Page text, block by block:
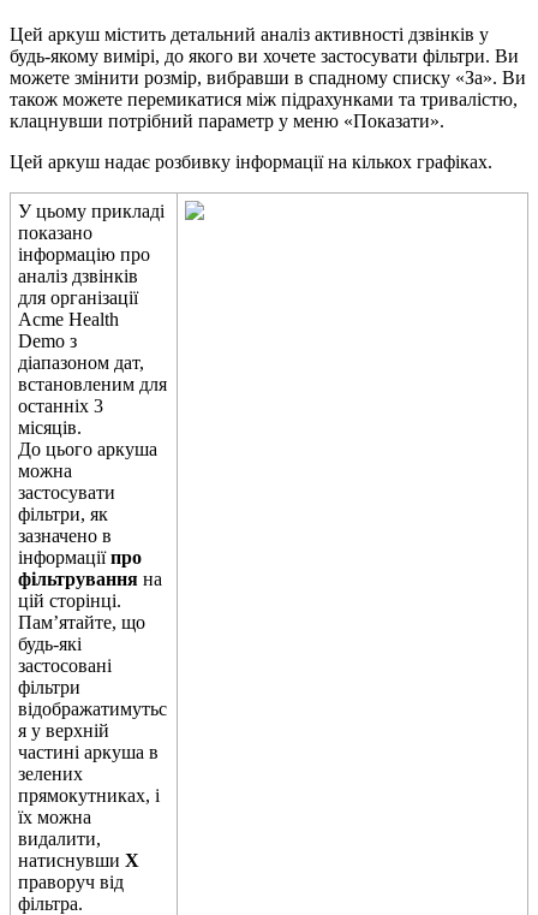
Цей аркуш містить детальний аналіз активності дзвінків у
будь-якому вимірі, до якого ви хочете застосувати фільтри. Ви
можете змінити розмір, вибравши в спадному списку «За». Ви
також можете перемикатися між підрахунками та тривалістю,
клацнувши потрібний параметр у меню «Показати».
Цей аркуш надає розбивку інформації на кількох графіках.
У цьому прикладі
показано
інформацію про
аналіз дзвінків
для організації
Acme Health
Demo з
діапазоном дат,
встановленим для
останніх 3
місяців.
До цього аркуша
можна
застосувати
фільтри, як
зазначено в
інформації про
фільтрування на
цій сторінці.
Пам’ятайте, що
будь-які
застосовані
фільтри
відображатимутьс
я у верхній
частині аркуша в
зелених
прямокутниках, і
їх можна
видалити,
натиснувши X
праворуч від
фільтра.